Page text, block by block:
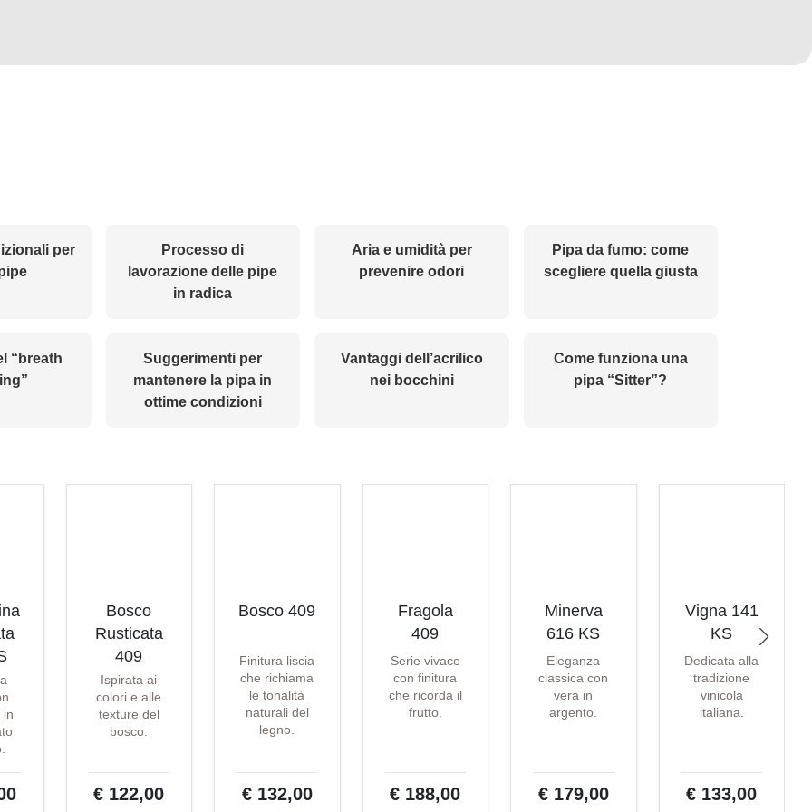
per
Processo di
lavorazione delle pipe
in radica
Aria e umidità per
prevenire odori
Pipa da fumo: come
scegliere quella giusta
“breath
Suggerimenti per
mantenere la pipa in
ottime condizioni
Vantaggi dell’acrilico
nei bocchini
Come funziona una
pipa “Sitter”?
in
Bosco
Rusticata
409
Ispirata ai
colori e alle
texture del
bosco.
€ 122,00
Bosco 409
Finitura liscia
che richiama
le tonalità
naturali del
legno.
€ 132,00
Fragola
409
Serie vivace
con finitura
che ricorda il
frutto.
€ 188,00
Minerva
616 KS
Eleganza
classica con
vera in
argento.
€ 179,00
Vigna 141
KS
Dedicata alla
tradizione
vinicola
italiana.
€ 133,00